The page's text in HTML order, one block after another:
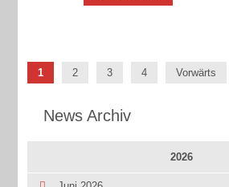
1 2 3 4 Vorwärts
News Archiv
2026